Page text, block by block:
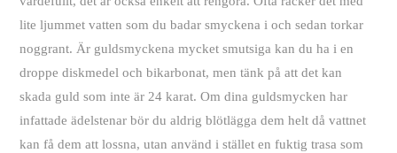
lite ljummet vatten som du badar smyckena i och sedan torkar
noggrant. Är guldsmyckena mycket smutsiga kan du ha i en
droppe diskmedel och bikarbonat, men tänk på att det kan
skada guld som inte är 24 karat. Om dina guldsmycken har
infattade ädelstenar bör du aldrig blötlägga dem helt då vattnet
kan få dem att lossna, utan använd i stället en fuktig trasa som